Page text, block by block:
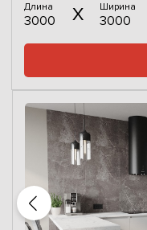
Длина
3000
Ширина
3000